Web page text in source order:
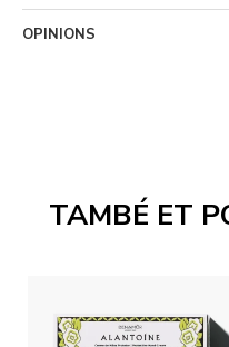
TAMBÉ ET
OPINIONS